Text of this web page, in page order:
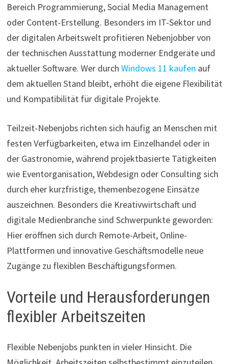
Bereich Programmierung, Social Media Management
oder Content-Erstellung. Besonders im IT-Sektor und
der digitalen Arbeitswelt profitieren Nebenjobber von
der technischen Ausstattung moderner Endgeräte und
aktueller Software. Wer durch Windows 11 kaufen auf
dem aktuellen Stand bleibt, erhöht die eigene Flexibilität
und Kompatibilität für digitale Projekte.
Teilzeit-Nebenjobs richten sich häufig an Menschen mit
festen Verfügbarkeiten, etwa im Einzelhandel oder in
der Gastronomie, während projektbasierte Tätigkeiten
wie Eventorganisation, Webdesign oder Consulting sich
durch eher kurzfristige, themenbezogene Einsätze
auszeichnen. Besonders die Kreativwirtschaft und
digitale Medienbranche sind Schwerpunkte geworden:
Hier eröffnen sich durch Remote-Arbeit, Online-
Plattformen und innovative Geschäftsmodelle neue
Zugänge zu flexiblen Beschäftigungsformen.
Vorteile und Herausforderungen
flexibler Arbeitszeiten
Flexible Nebenjobs punkten in vieler Hinsicht. Die